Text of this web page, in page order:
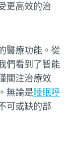
更高效的治
醫療功能。從
們看到了智能
關注治療效
無論是睡眠呼
可或缺的部